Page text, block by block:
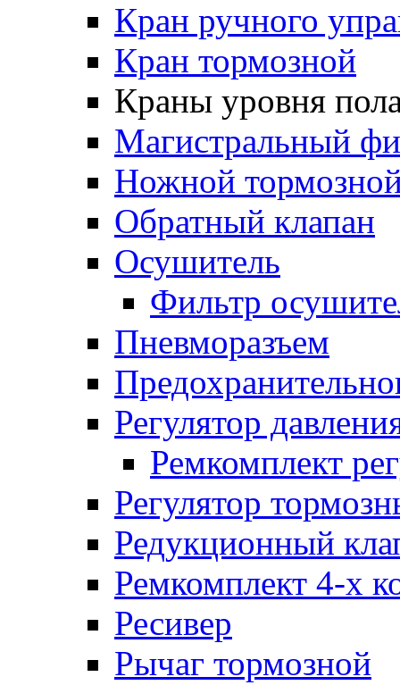
Кран ручного
Кран тормозной
Краны уровня
Магистральный
Ножной
Обратный клапан
Осушитель
Фильтр
Пневморазъем
Регулятор
Ремкомплект
Регулятор
Редукционный
Ремкомплект 4-х
Ресивер
Рычаг тормозной